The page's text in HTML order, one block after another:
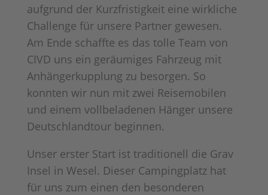
aufgrund der Kurzfristigkeit eine wirkliche
Challenge für unsere Partner gewesen.
Am Ende schaffte es das tolle Team von
CIVD uns ein geräumiges Fahrzeug mit
Anhängerkupplung zu besorgen. So
konnten wir nun mit zwei Reisemobilen
und einem vollbeladenen Hänger unsere
Deutschlandtour beginnen.
Unser erster Start ist traditionell die Grav
Insel in Wesel. Dieser Campingplatz hat
für uns zum einen den besonderen